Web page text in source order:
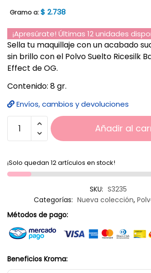
Gramo a:$ 2.738
¡Apresúrate! Últimas 12 unidades
Sella tu maquillaje con un acabado
sin brillo con el Polvo Suelto Ricesilk
Effect de OG.
Contenido: 8 gr.
Envíos, cambios y devoluciones
Añadir al
¡Solo quedan 12 artículos en stock!
SKU: S3235
Categorías: Nueva colección,
Métodos de pago:
Beneficios Kroma: